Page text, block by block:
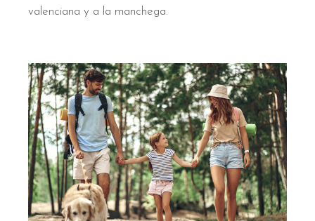
valenciana y a la manchega.